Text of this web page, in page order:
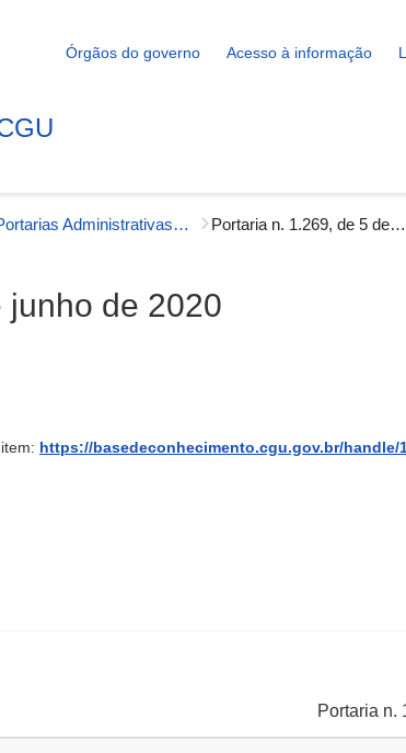
Órgãos do governo Acesso à informação
Portarias Administrativas - Gestão Interna Portaria n. 1.269, de 5 de junho de 2020
junho de 2020
https://basedeconhecimento.cgu.gov.br/handle/
Portaria n.